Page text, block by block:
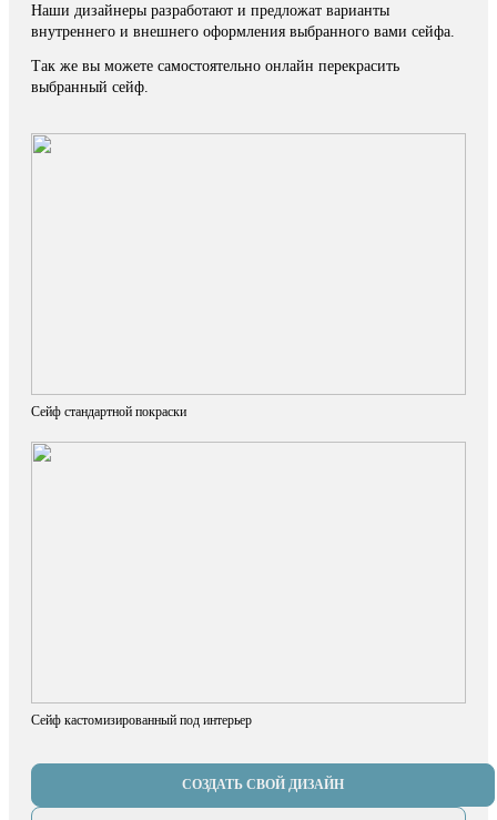
Наши дизайнеры разработают и предложат варианты
внутреннего и внешнего оформления выбранного вами сейфа.
Так же вы можете самостоятельно онлайн перекрасить
выбранный сейф.
Сейф стандартной покраски
Сейф кастомизированный под интерьер
СОЗДАТЬ СВОЙ ДИЗАЙН